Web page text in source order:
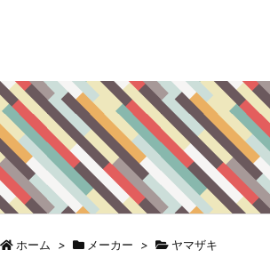
ホーム > メーカー > ヤマザキ